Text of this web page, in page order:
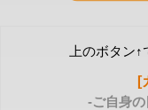
上のボタン
[
-ご自身